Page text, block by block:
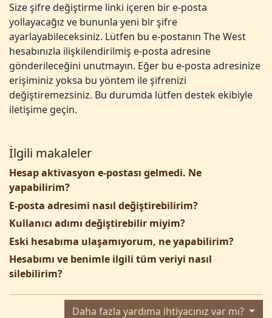
Size şifre değiştirme linki içeren bir e-posta
yollayacağız ve bununla yeni bir şifre
ayarlayabileceksiniz. Lütfen bu e-postanın The West
hesabınızla ilişkilendirilmiş e-posta adresine
gönderileceğini unutmayın. Eğer bu e-posta adresinize
erişiminiz yoksa bu yöntem ile şifrenizi
değiştiremezsiniz. Bu durumda lütfen destek ekibiyle
iletişime geçin.
İlgili makaleler
Hesap aktivasyon e-postası gelmedi. Ne
yapabilirim?
E-posta adresimi nasıl değiştirebilirim?
Kullanıcı adımı değiştirebilir miyim?
Eski hesabıma ulaşamıyorum, ne yapabilirim?
Hesabımı ve benimle ilgili tüm veriyi nasıl
silebilirim?
Daha fazla yardıma ihtiyacınız var mı?